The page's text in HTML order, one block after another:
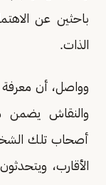
باحثين عن
الذات.
وواصل، أن
والنقاش يضمن
أصحاب تلك
الأقارب،